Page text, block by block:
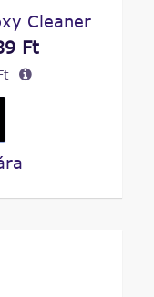
Cleaner
Ft